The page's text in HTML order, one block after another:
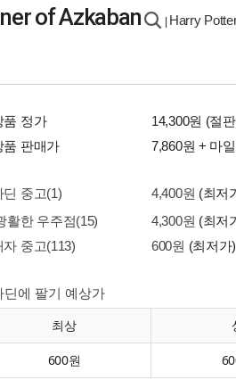
of Azkaban Harry
품 정가 14,300원 (절
품 판매가
7,860원 + 마
딘 중고(1) 4,400원 (최저
활한 우주점(15) 4,300원 (최저
자 중고(113)
600원 (최저가)
딘에 팔기 예상가
최상
600원